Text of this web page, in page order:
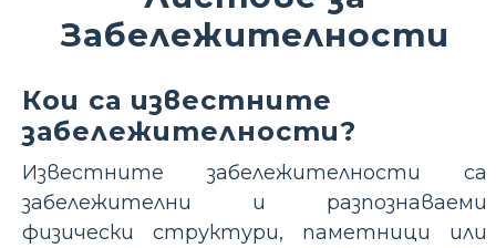
Забележителности
Кои са известните
забележителности?
Известните забележителности са
забележителни и разпознаваеми
физически структури, паметници или